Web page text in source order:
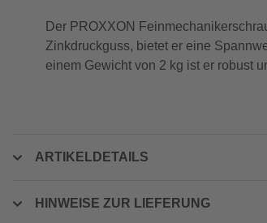
Der PROXXON
Zinkdruckguss, bietet er eine
einem Gewicht von 2 kg ist er robust
ARTIKELDETAILS
HINWEISE ZUR LIEFERUNG